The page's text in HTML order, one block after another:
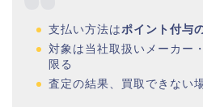
支払い方法はポイント付与
対象は当社取扱いメーカー
限る
査定の結果、買取できない